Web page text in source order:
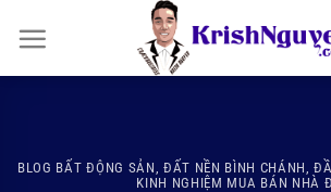
qua
nội
BLOG BẤT ĐỘNG SẢN ĐẤT NỀN BÌNH CHÁNH ,
KINH NGHIỆM MUA BÁN NHÀ